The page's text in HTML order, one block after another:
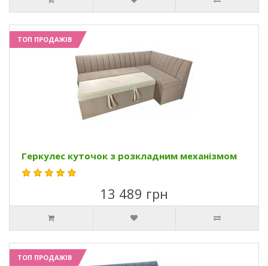
ТОП ПРОДАЖІВ
Геркулес куточок з розкладним механізмом
13 489 грн
ТОП ПРОДАЖІВ